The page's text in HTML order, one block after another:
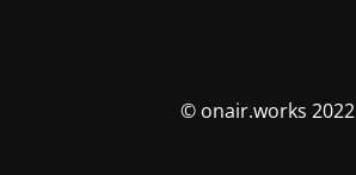
© onair.works 2022